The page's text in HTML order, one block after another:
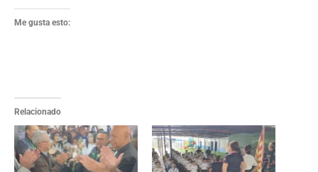
Me gusta esto:
Relacionado